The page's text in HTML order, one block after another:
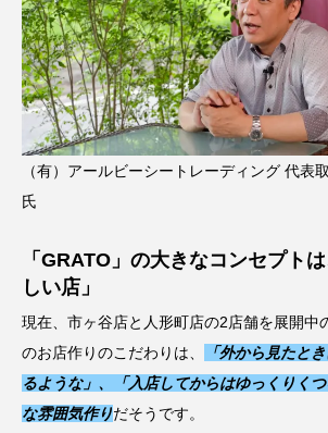
（有）アールビーシートレーディング 代表
氏
「GRATO」の大きなコンセプト
しい店」
現在、市ヶ谷店と人形町店の2店舗を展開中
のお店作りのこだわりは、
「外から見たと
るような」、「入店してからはゆっくりく
な雰囲気作りだそうです。